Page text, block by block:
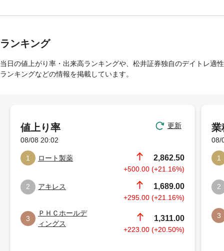
ランキング
当日の値上がり率・出来高ランキングや、松井証券独自のデイトレ適性
ランキングなどの情報を掲載しています。